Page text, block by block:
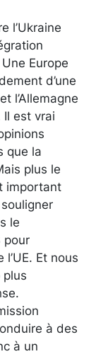
l’Ukraine
Europe
d’une
l’Allemagne
est vrai
que la
plus le
important
le
pour
Et nous
plus
à des
à un